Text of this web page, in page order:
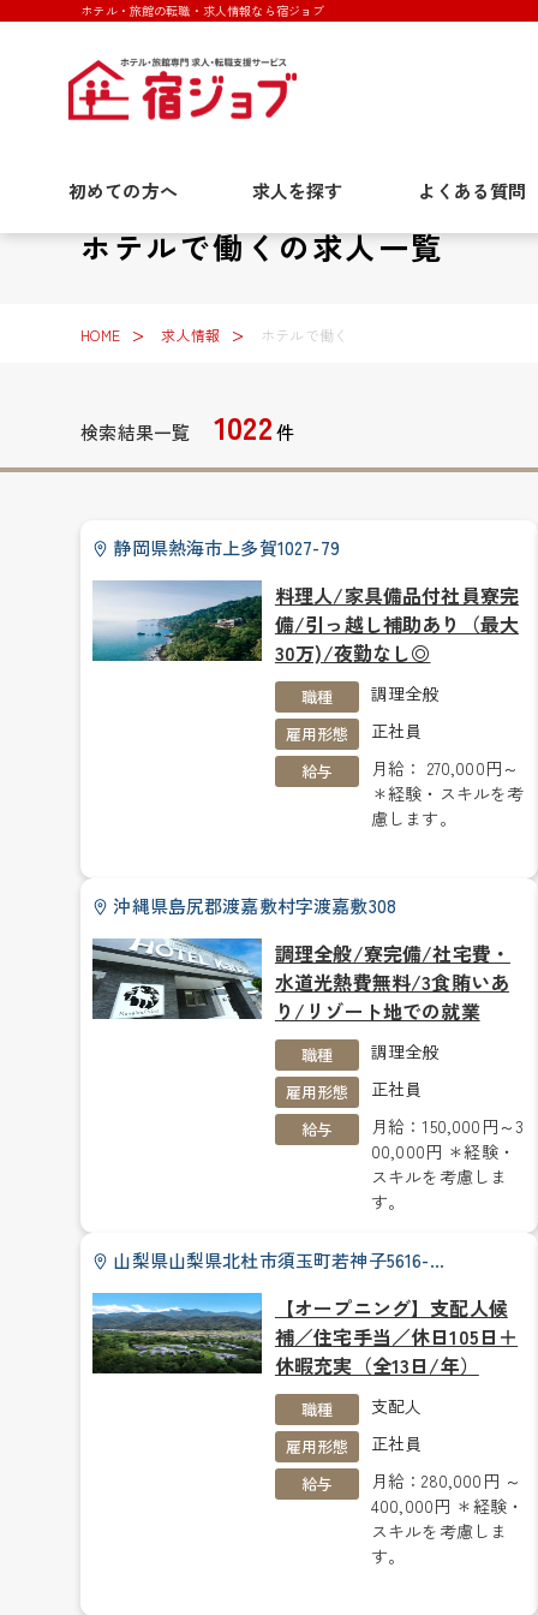
ホテル・旅館の転職・求人情報なら宿ジョブ
初めての方へ 求人を探す よくある質問
ホテルで働くの求人一覧
HOME 求人情報 ホテルで働く
検索結果一覧 1022件
静岡県熱海市上多賀1027-79
料理人/家具備品付社員寮完
備/引っ越し補助あり（最大
30万)/夜勤なし◎
職種 調理全般
雇用形態 正社員
給与
月給： 270,000円～
＊経験・スキルを考
慮します。
沖縄県島尻郡渡嘉敷村字渡嘉敷308
調理全般/寮完備/社宅費・
水道光熱費無料/3食賄いあ
り/リゾート地での就業
職種 調理全般
雇用形態 正社員
給与
月給：150,000円～3
00,000円 ＊経験・
スキルを考慮しま
す。
山梨県山梨県北杜市須玉町若神子5616-…
【オープニング】支配人候
補／住宅手当／休日105日＋
休暇充実（全13日/年）
職種 支配人
雇用形態 正社員
給与
月給：280,000円 ～
400,000円 ＊経験・
スキルを考慮しま
す。